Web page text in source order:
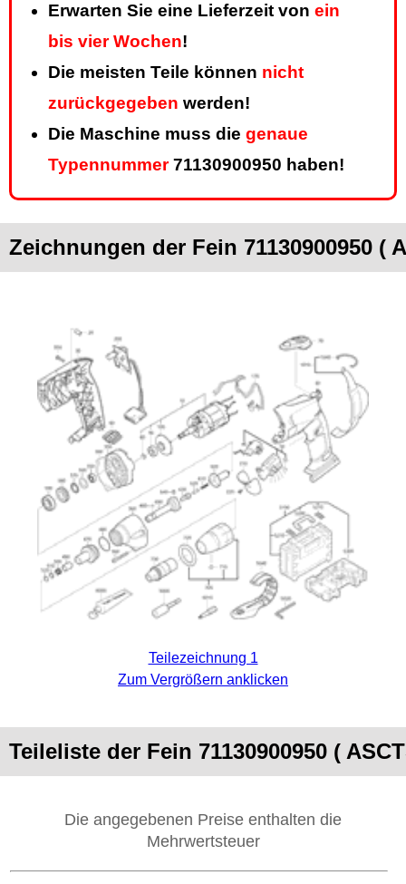
Erwarten Sie eine Lieferzeit von ein
bis vier Wochen!
Die meisten Teile können nicht
zurückgegeben werden!
Die Maschine muss die genaue
Typennummer71130900950 haben!
Zeichnungen der Fein 71130900950 (
Teilezeichnung 1
Zum Vergrößern anklicken
Teileliste der Fein 71130900950 (
Die angegebenen Preise enthalten die
Mehrwertsteuer